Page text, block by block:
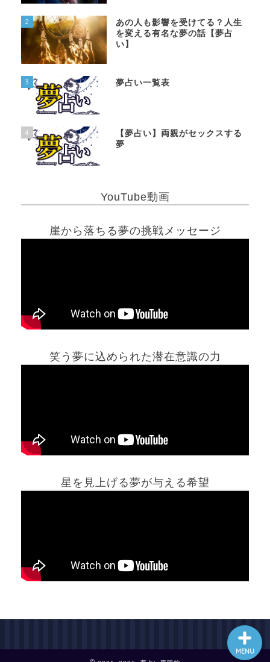
2
あの人も影響を受けてる？人生
を変える有名な夢の話【夢占
い】
3 夢占い一覧表
4
【夢占い】両親がセックスする
夢
YouTube動画
崖から落ちる夢の挑戦メッセージ
笑う夢に込められた潜在意識の力
星を見上げる夢が与える希望
MENU
ホーム
最新記事動画